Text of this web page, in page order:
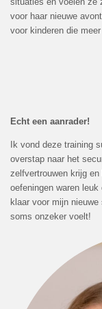
voor haar nieuwe
voor kinderen die
Echt een aanrader!
Ik vond deze training
overstap naar het
zelfvertrouwen krijg
oefeningen waren
klaar voor mijn
soms onzeker voelt!